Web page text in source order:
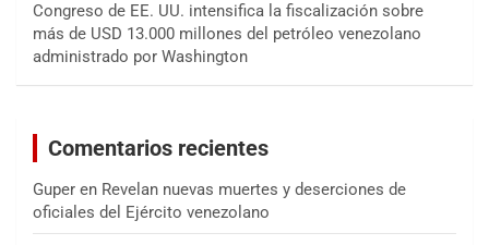
Congreso de EE. UU. intensifica la fiscalización sobre
más de USD 13.000 millones del petróleo venezolano
administrado por Washington
Comentarios recientes
Guper en Revelan nuevas muertes y deserciones de
oficiales del Ejército venezolano